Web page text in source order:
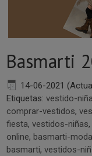
Basmarti
14-06-2021
Etiquetas: vestido-
comprar-vestidos,
fiesta, vestidos-niñas,
online, basmarti-
basmarti, vestidos-